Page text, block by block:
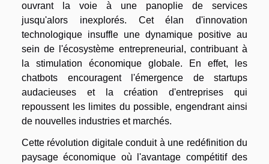
ouvrant la voie à une panoplie de services
jusqu'alors inexplorés. Cet élan d'innovation
technologique insuffle une dynamique positive au
sein de l'écosystème entrepreneurial, contribuant à
la stimulation économique globale. En effet, les
chatbots encouragent l'émergence de startups
audacieuses et la création d'entreprises qui
repoussent les limites du possible, engendrant ainsi
de nouvelles industries et marchés.
Cette révolution digitale conduit à une redéfinition du
paysage économique où l'avantage compétitif des